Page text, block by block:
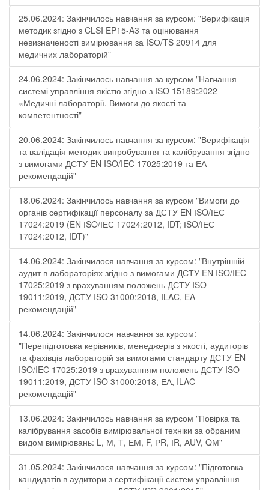
25.06.2024: Закінчилось навчання за курсом: "Верифікація
методик згідно з CLSI EP15-A3 та оцінювання
невизначеності вимірювання за ISО/TS 20914 для
медичних лабораторій"
24.06.2024: Закінчилось навчання за курсом "Навчання
системі управління якістю згідно з ISO 15189:2022
«Медичні лабораторії. Вимоги до якості та
компетентності"
20.06.2024: Закінчилось навчання за курсом: "Верифікація
та валідація методик випробування та калібрування згідно
з вимогами ДСТУ EN ISO/IEC 17025:2019 та ЕА-
рекомендацій"
18.06.2024: Закінчилось навчання за курсом "Вимоги до
органів сертифікації персоналу за ДСТУ EN ІSO/ІЕС
17024:2019 (EN ІSO/ІЕС 17024:2012, IDT; ІSO/ІЕС
17024:2012, IDT)"
14.06.2024: Закінчилося навчання за курсом: "Внутрішній
аудит в лабораторіях згідно з вимогами ДСТУ EN ISO/IEC
17025:2019 з врахуванням положень ДСТУ ISO
19011:2019, ДСТУ ISO 31000:2018, ILAC, EA -
рекомендацій"
14.06.2024: Закінчилося навчання за курсом:
"Перепідготовка керівників, менеджерів з якості, аудиторів
та фахівців лабораторій за вимогами стандарту ДСТУ EN
ISO/IEC 17025:2019 з врахуванням положень ДСТУ ISO
19011:2019, ДСТУ ISO 31000:2018, ЕА, ILAC-
рекомендацій"
13.06.2024: Закінчилось навчання за курсом "Повірка та
калібрування засобів вимірювальної техніки за обраним
видом вимірювань: L, М, Т, ЕМ, F, РR, ІR, АUV, QМ"
31.05.2024: Закінчилося навчання за курсом: "Підготовка
кандидатів в аудитори з сертифікації систем управління